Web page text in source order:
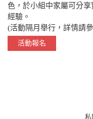
色，於小組中家屬可分
經驗。
(活動隔月舉行，詳情請
活動報名
私